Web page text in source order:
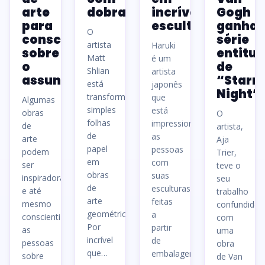
arte
para
conscientizar
sobre
o
assunto
Algumas
obras
de
arte
podem
ser
inspiradoras
e até
mesmo
conscientizar
as
pessoas
sobre
dobradura
O
artista
Matt
Shlian
está
transformando
simples
folhas
de
papel
em
obras
de
arte
geométricas.
Por
incrível
que…
incríveis
esculturas
Haruki
é um
artista
japonês
que
está
impressionando
as
pessoas
com
suas
esculturas
feitas
a
partir
de
embalagens…
Gogh
ganha
série
de
Night”
O
artista,
Aja
Trier,
teve o
seu
trabalho
confundido
com
uma
obra
de Van